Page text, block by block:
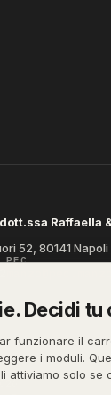
Raffaella
52, 80141 Napoli
PEC
Decidi tu
funzionare il
i moduli.
attiviamo solo se